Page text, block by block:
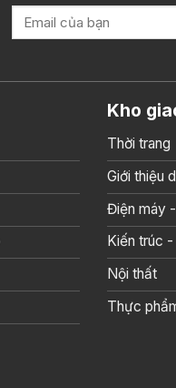
Kho
Thời trang
Giới thiệu
Điện máy
Kiến trúc
Nội thất
Thực